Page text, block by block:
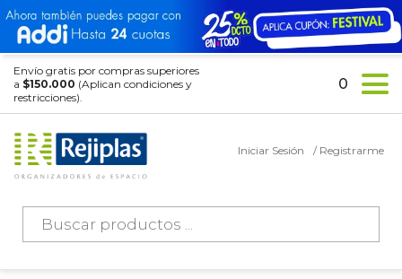
Envío gratis por compras superiores
a $150.000 (Aplican condiciones y
restricciones).
Búsqueda
productos
Iniciar Sesión / Registrarme
0